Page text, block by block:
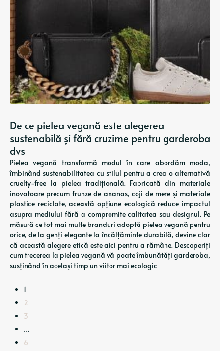
De ce pielea vegană este alegerea
sustenabilă și fără cruzime pentru garderoba
dvs
Pielea vegană transformă modul în care abordăm moda,
îmbinând sustenabilitatea cu stilul pentru a crea o alternativă
cruelty-free la pielea tradițională. Fabricată din materiale
inovatoare precum frunze de ananas, coji de mere și materiale
plastice reciclate, această opțiune ecologică reduce impactul
asupra mediului fără a compromite calitatea sau designul. Pe
măsură ce tot mai multe branduri adoptă pielea vegană pentru
orice, de la genți elegante la încălțăminte durabilă, devine clar
că această alegere etică este aici pentru a rămâne. Descoperiți
cum trecerea la pielea vegană vă poate îmbunătăți garderoba,
susținând în același timp un viitor mai ecologic
1
2
3
…
6